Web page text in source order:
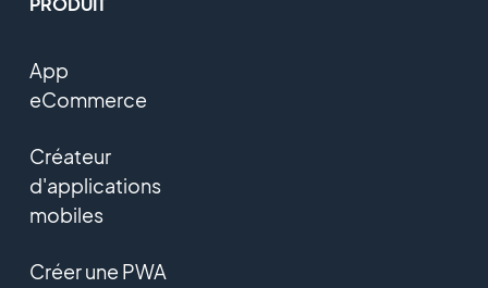
App
eCommerce
Créateur
d'applications
mobiles
Créer une PWA